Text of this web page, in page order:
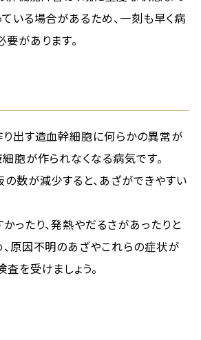
いる場合があるため、一刻も早く病
があります。
り出す造血幹細胞に何らかの異常が
胞が作られなくなる病気です。
数が減少すると、あざができやすい
ったり、発熱やだるさがあったりと
原因不明のあざやこれらの症状が
を受けましょう。